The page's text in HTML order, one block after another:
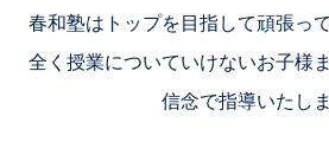
春和塾はトップを目指して頑張っ
全く授業についていけないお子様
信念で指導いたしま